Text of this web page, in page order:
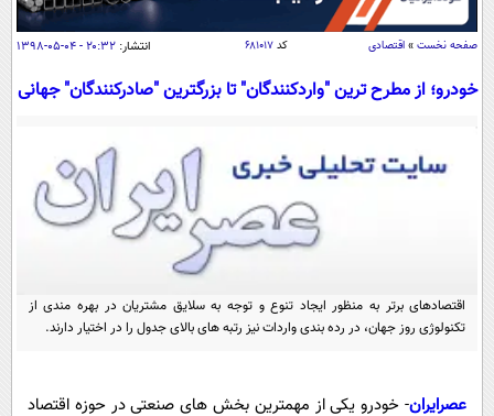
اقتصاد
اقتصادی
جامعه
حوادث
یک برش دانایی
سفر و تفریح
بین الملل
علم و دانش
علمی
گوناگون
صفحه نخست » اقتصادی کد ۶۸۱۰۱۷ انتشار: ۲۰:۳۲ - ۰۴-۰۵-۱۳۹۸
خودرو؛ از مطرح ترین "واردکنندگان" تا بزرگترین "صادرکنندگان" جهانی
اقتصادهای برتر به منظور ایجاد تنوع و توجه به سلایق مشتریان در بهره مندی از
تکنولوژی روز جهان، در رده بندی واردات نیز رتبه های بالای جدول را در اختیار دارند.
عصرایران- خودرو یکی از مهمترین بخش های صنعتی در حوزه اقتصاد